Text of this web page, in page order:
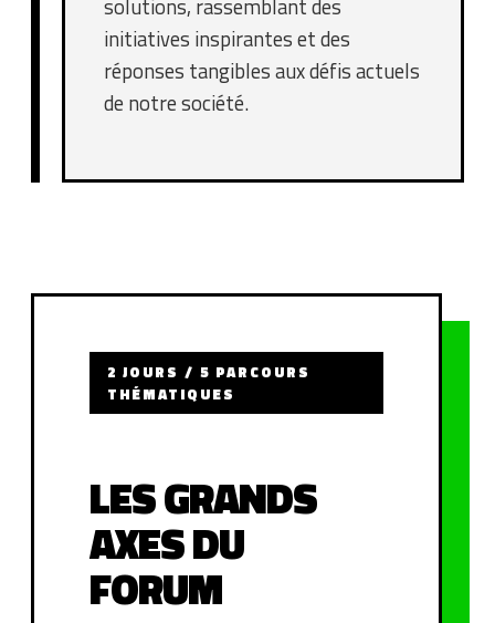
solutions, rassemblant des
initiatives inspirantes et des
réponses tangibles aux défis actuels
de notre société.
2 JOURS / 5 PARCOURS
THÉMATIQUES
LES GRANDS
AXES DU
FORUM